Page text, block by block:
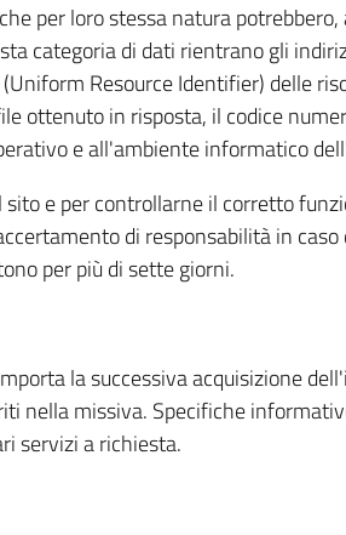
per loro stessa natura
categoria di dati rientrano gli
Resource Identifier) delle
ottenuto in risposta, il codice
e all'ambiente informatico
e per controllarne il corretto
di responsabilità in
per più di sette giorni.
la successiva acquisizione
nella missiva. Specifiche
servizi a richiesta.